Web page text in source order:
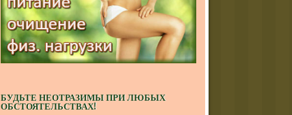
БУДЬТЕ НЕОТРАЗИМЫ ПРИ ЛЮБЫХ
ОБСТОЯТЕЛЬСТВАХ!